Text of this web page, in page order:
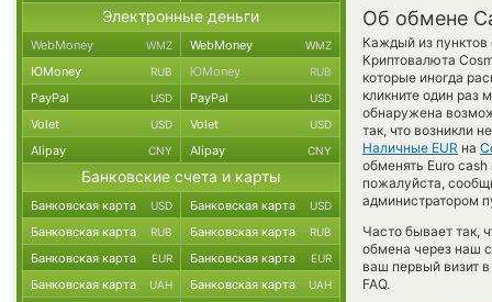
Об обмене
Каждый из пунктов
Криптовалюта
которые иногда
кликните один раз
обнаружена
так, что возникли
Наличные EUR на
обменять Euro
пожалуйста,
администратором
Часто бывает так,
обмена через наш
ваш первый визит
FAQ.
Электронные деньги
WebMoney WMZ WebMoney WMZ
ЮMoney RUB ЮMoney RUB
PayPal USD PayPal USD
Volet USD Volet USD
Alipay CNY Alipay CNY
Банковские счета и карты
Банковская карта USD Банковская карта USD
Банковская карта RUB Банковская карта RUB
Банковская карта EUR Банковская карта EUR
Банковская карта UAH Банковская карта UAH